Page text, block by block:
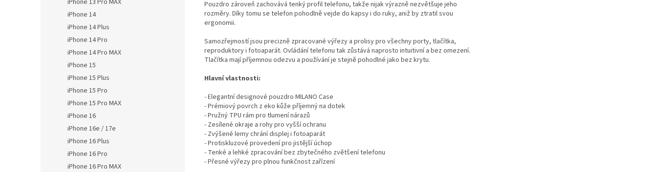
iPhone 13 Pro MAX
iPhone 14
iPhone 14 Plus
iPhone 14 Pro
iPhone 14 Pro MAX
iPhone 15
iPhone 15 Plus
iPhone 15 Pro
iPhone 15 Pro MAX
iPhone 16
iPhone 16e / 17e
iPhone 16 Plus
iPhone 16 Pro
iPhone 16 Pro MAX
Pouzdro zároveň zachovává tenký profil telefonu, takže nijak výrazně nezvětšuje jeho
rozměry. Díky tomu se telefon pohodlně vejde do kapsy i do ruky, aniž by ztratil svou
ergonomii.
Samozřejmostí jsou precizně zpracované výřezy a prolisy pro všechny porty, tlačítka,
reproduktory i fotoaparát. Ovládání telefonu tak zůstává naprosto intuitivní a bez omezení.
Tlačítka mají příjemnou odezvu a používání je stejně pohodlné jako bez krytu.
Hlavní vlastnosti:
- Elegantní designové pouzdro MILANO Case
- Prémiový povrch z eko kůže příjemný na dotek
- Pružný TPU rám pro tlumení nárazů
- Zesílené okraje a rohy pro vyšší ochranu
- Zvýšené lemy chrání displej i fotoaparát
- Protiskluzové provedení pro jistější úchop
- Tenké a lehké zpracování bez zbytečného zvětšení telefonu
- Přesné výřezy pro plnou funkčnost zařízení